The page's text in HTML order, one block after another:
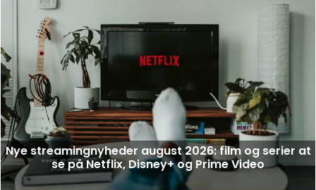
Nye streamingnyheder august 2026: film og serier at
se på Netflix, Disney+ og Prime Video